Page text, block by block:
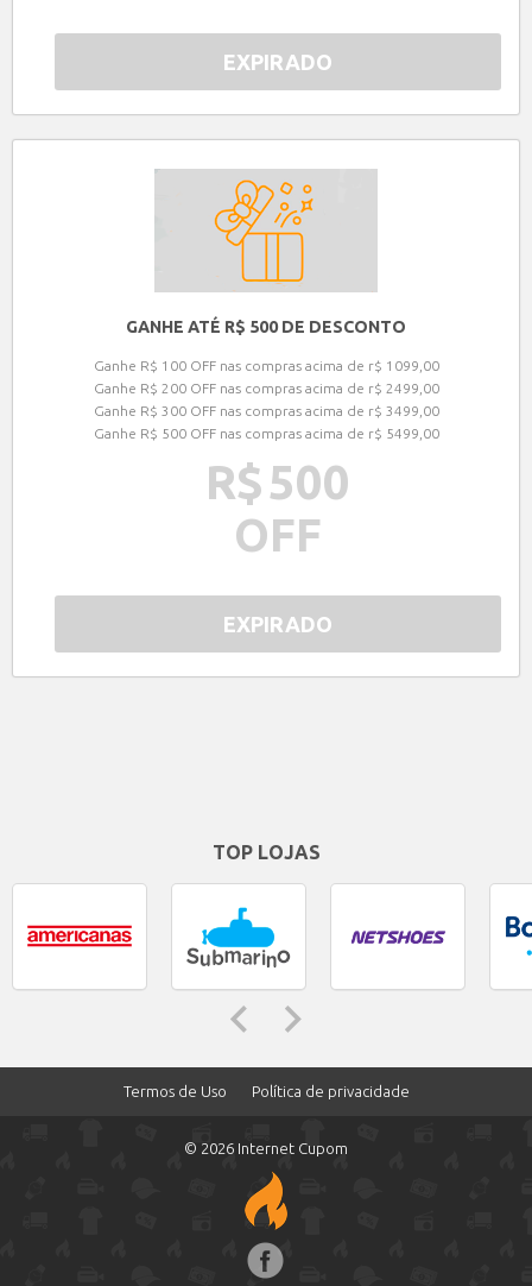
EXPIRADO
GANHE ATÉ R$ 500 DE DESCONTO
Ganhe R$ 100 OFF nas compras acima de r$ 1099,00
Ganhe R$ 200 OFF nas compras acima de r$ 2499,00
Ganhe R$ 300 OFF nas compras acima de r$ 3499,00
Ganhe R$ 500 OFF nas compras acima de r$ 5499,00
R$500
OFF
EXPIRADO
TOP LOJAS
Termos de Uso Política de privacidade
© 2026 Internet Cupom